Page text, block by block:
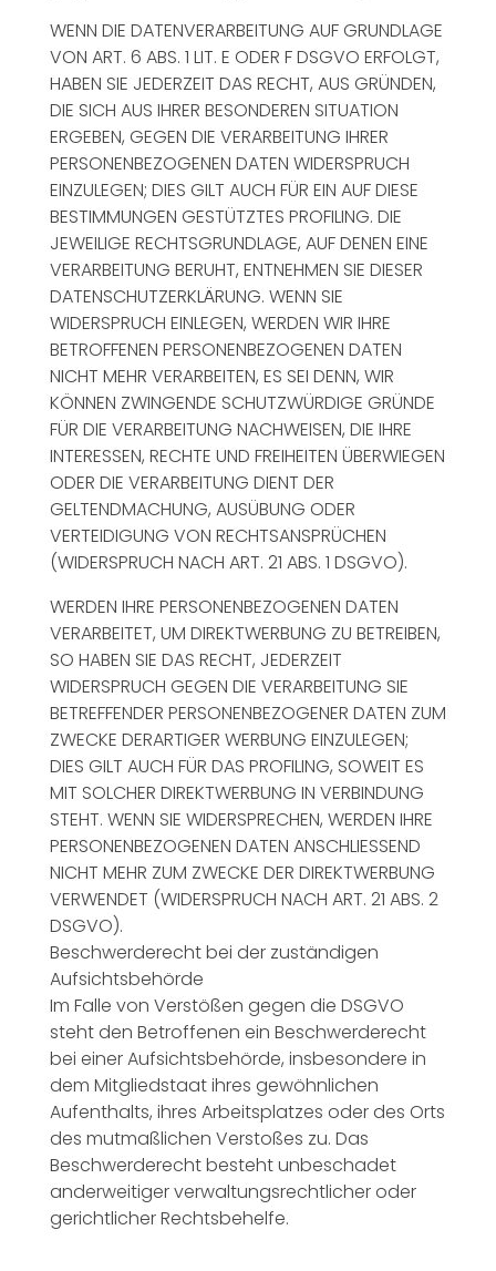
WENN DIE DATENVERARBEITUNG AUF GRUNDLAGE
VON ART. 6 ABS. 1 LIT. E ODER F DSGVO ERFOLGT,
HABEN SIE JEDERZEIT DAS RECHT, AUS GRÜNDEN,
DIE SICH AUS IHRER BESONDEREN SITUATION
ERGEBEN, GEGEN DIE VERARBEITUNG IHRER
PERSONENBEZOGENEN DATEN WIDERSPRUCH
EINZULEGEN; DIES GILT AUCH FÜR EIN AUF DIESE
BESTIMMUNGEN GESTÜTZTES PROFILING. DIE
JEWEILIGE RECHTSGRUNDLAGE, AUF DENEN EINE
VERARBEITUNG BERUHT, ENTNEHMEN SIE DIESER
DATENSCHUTZERKLÄRUNG. WENN SIE
WIDERSPRUCH EINLEGEN, WERDEN WIR IHRE
BETROFFENEN PERSONENBEZOGENEN DATEN
NICHT MEHR VERARBEITEN, ES SEI DENN, WIR
KÖNNEN ZWINGENDE SCHUTZWÜRDIGE GRÜNDE
FÜR DIE VERARBEITUNG NACHWEISEN, DIE IHRE
INTERESSEN, RECHTE UND FREIHEITEN ÜBERWIEGEN
ODER DIE VERARBEITUNG DIENT DER
GELTENDMACHUNG, AUSÜBUNG ODER
VERTEIDIGUNG VON RECHTSANSPRÜCHEN
(WIDERSPRUCH NACH ART. 21 ABS. 1 DSGVO).
WERDEN IHRE PERSONENBEZOGENEN DATEN
VERARBEITET, UM DIREKTWERBUNG ZU BETREIBEN,
SO HABEN SIE DAS RECHT, JEDERZEIT
WIDERSPRUCH GEGEN DIE VERARBEITUNG SIE
BETREFFENDER PERSONENBEZOGENER DATEN ZUM
ZWECKE DERARTIGER WERBUNG EINZULEGEN;
DIES GILT AUCH FÜR DAS PROFILING, SOWEIT ES
MIT SOLCHER DIREKTWERBUNG IN VERBINDUNG
STEHT. WENN SIE WIDERSPRECHEN, WERDEN IHRE
PERSONENBEZOGENEN DATEN ANSCHLIESSEND
NICHT MEHR ZUM ZWECKE DER DIREKTWERBUNG
VERWENDET (WIDERSPRUCH NACH ART. 21 ABS. 2
DSGVO).
Beschwerderecht bei der zuständigen
Aufsichtsbehörde
Im Falle von Verstößen gegen die DSGVO
steht den Betroffenen ein Beschwerderecht
bei einer Aufsichtsbehörde, insbesondere in
dem Mitgliedstaat ihres gewöhnlichen
Aufenthalts, ihres Arbeitsplatzes oder des Orts
des mutmaßlichen Verstoßes zu. Das
Beschwerderecht besteht unbeschadet
anderweitiger verwaltungsrechtlicher oder
gerichtlicher Rechtsbehelfe.